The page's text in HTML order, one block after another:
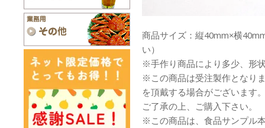
商品サイズ：縦40mm×横
い）
※手作り商品により多少、形
※この商品は受注製作となり
を頂戴する場合がございます
ご了承の上、ご購入下さい。
※この商品は、食品サンプル